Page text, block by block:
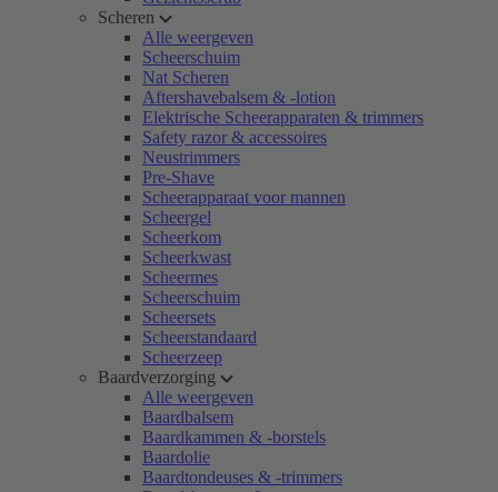
Scheren
Alle weergeven
Scheerschuim
Nat Scheren
Aftershavebalsem & -lotion
Elektrische Scheerapparaten & trimmers
Safety razor & accessoires
Neustrimmers
Pre-Shave
Scheerapparaat voor mannen
Scheergel
Scheerkom
Scheerkwast
Scheermes
Scheerschuim
Scheersets
Scheerstandaard
Scheerzeep
Baardverzorging
Alle weergeven
Baardbalsem
Baardkammen & -borstels
Baardolie
Baardtondeuses & -trimmers